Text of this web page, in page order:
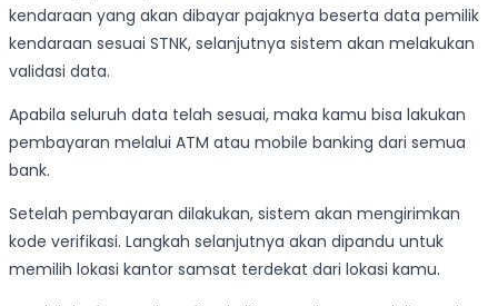
kendaraan yang akan dibayar pajaknya beserta data pemilik
kendaraan sesuai STNK, selanjutnya sistem akan melakukan
validasi data.
Apabila seluruh data telah sesuai, maka kamu bisa lakukan
pembayaran melalui ATM atau mobile banking dari semua
bank.
Setelah pembayaran dilakukan, sistem akan mengirimkan
kode verifikasi. Langkah selanjutnya akan dipandu untuk
memilih lokasi kantor samsat terdekat dari lokasi kamu.